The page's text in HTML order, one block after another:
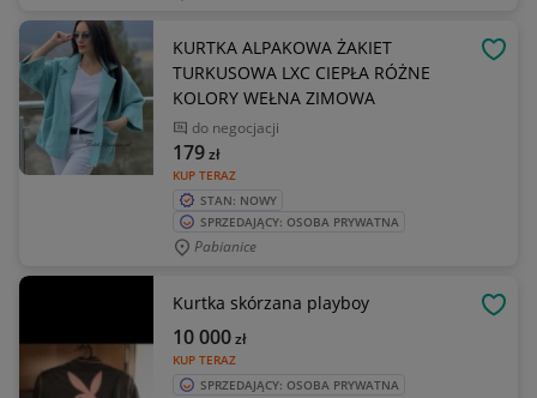
KURTKA ALPAKOWA ŻAKIET
TURKUSOWA LXC CIEPŁA RÓŻNE
KOLORY WEŁNA ZIMOWA
do negocjacji
KUP TERAZ
179zł
STAN: NOWY
SPRZEDAJĄCY: OSOBA PRYWATNA
Pabianice
Kurtka skórzana playboy
KUP TERAZ
10 000zł
SPRZEDAJĄCY: OSOBA PRYWATNA